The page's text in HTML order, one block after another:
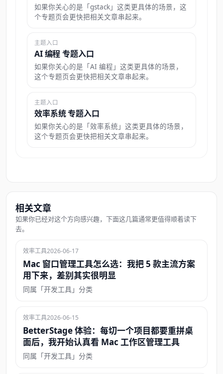
如果你关心的是「gstack」这类更具体的场景，这
个专题页会更快把相关文章串起来。
主题入口
AI 编程 专题入口
如果你关心的是「AI 编程」这类更具体的场景，
这个专题页会更快把相关文章串起来。
主题入口
效率系统 专题入口
如果你关心的是「效率系统」这类更具体的场景，
这个专题页会更快把相关文章串起来。
相关文章
如果你已经对这个方向感兴趣，下面这几篇通常更值得顺着读下
去。
效率工具2026-06-17
Mac 窗口管理工具怎么选：我把 5 款主流方案
用下来，差别其实很明显
同属「开发工具」分类
效率工具2026-06-15
BetterStage 体验：每切一个项目都要重拼桌
面后，我开始认真看 Mac 工作区管理工具
同属「开发工具」分类